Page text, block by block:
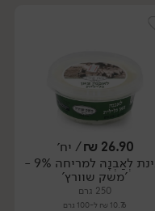
יח׳
26.90
₪/ יח׳
גבינת לְאַבְנָהּ למריחה 9% -
'משק שוורץ'
250 גרם
10.76 ₪ ל-100 גרם